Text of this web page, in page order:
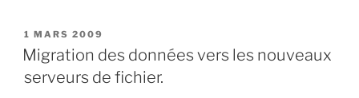
PUBLIÉ
LE
1 MARS 2009
Migration des données vers les nouveaux
serveurs de fichier.